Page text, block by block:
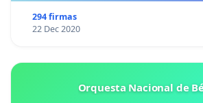
294 firmas
22 Dec 2020
Orquesta Nacional de